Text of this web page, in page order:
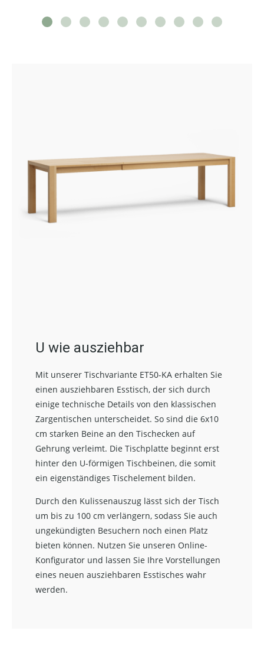
U wie ausziehbar
Mit unserer Tischvariante ET50-KA erhalten Sie
einen ausziehbaren Esstisch, der sich durch
einige technische Details von den klassischen
Zargentischen unterscheidet. So sind die 6x10
cm starken Beine an den Tischecken auf
Gehrung verleimt. Die Tischplatte beginnt erst
hinter den U-förmigen Tischbeinen, die somit
ein eigenständiges Tischelement bilden.
Durch den Kulissenauszug lässt sich der Tisch
um bis zu 100 cm verlängern, sodass Sie auch
ungekündigten Besuchern noch einen Platz
bieten können. Nutzen Sie unseren Online-
Konfigurator und lassen Sie Ihre Vorstellungen
eines neuen ausziehbaren Esstisches wahr
werden.